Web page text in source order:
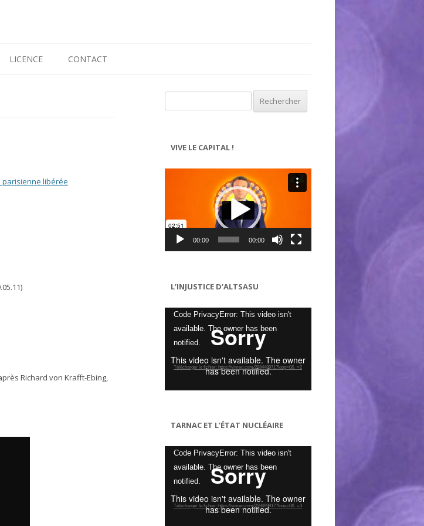
LICENCE CONTACT
parisienne libérée
Richard von Krafft-Ebing,
VIVE LE CAPITAL !
Lecteur
00:00 00:00
L’INJUSTICE D’ALTSASU
Lecteur
vidéo
Code PrivacyError: This video isn't
available. The owner has been
notified.
Télécharger le fichier: https://vimeo.com/288448971?loop=0&_=2
TARNAC ET L’ÉTAT NUCLÉAIRE
Lecteur
vidéo
Code PrivacyError: This video isn't
available. The owner has been
notified.
Télécharger le fichier: https://vimeo.com/259499917?loop=0&_=3